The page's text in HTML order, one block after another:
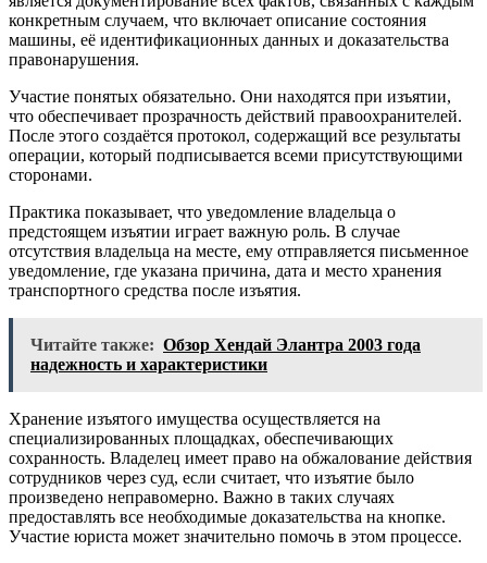
конкретным случаем, что включает описание состояния
машины, её идентификационных данных и доказательства
правонарушения.
Участие понятых обязательно. Они находятся при изъятии,
что обеспечивает прозрачность действий правоохранителей.
После этого создаётся протокол, содержащий все результаты
операции, который подписывается всеми присутствующими
сторонами.
Практика показывает, что уведомление владельца о
предстоящем изъятии играет важную роль. В случае
отсутствия владельца на месте, ему отправляется письменное
уведомление, где указана причина, дата и место хранения
транспортного средства после изъятия.
Читайте также: Обзор Хендай Элантра 2003 года
надежность и характеристики
Хранение изъятого имущества осуществляется на
специализированных площадках, обеспечивающих
сохранность. Владелец имеет право на обжалование действия
сотрудников через суд, если считает, что изъятие было
произведено неправомерно. Важно в таких случаях
предоставлять все необходимые доказательства на кнопке.
Участие юриста может значительно помочь в этом процессе.